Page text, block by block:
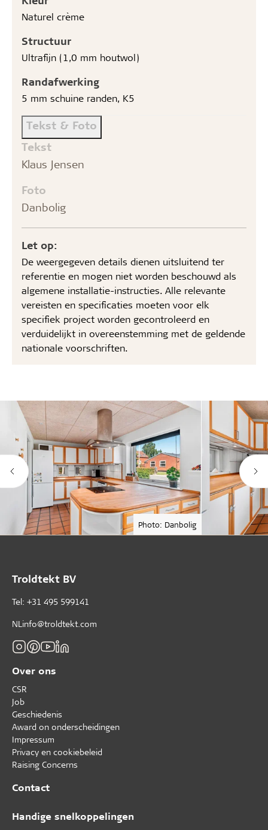
Naturel crème
Structuur
Ultrafijn (1,0 mm houtwol)
Randafwerking
5 mm schuine randen, K5
Tekst & Foto
Tekst
Klaus Jensen
Foto
Danbolig
Let op:
De weergegeven details dienen uitsluitend ter
referentie en mogen niet worden beschouwd als
algemene installatie-instructies. Alle relevante
vereisten en specificaties moeten voor elk
specifiek project worden gecontroleerd en
verduidelijkt in overeenstemming met de geldende
nationale voorschriften.
Photo: Danbolig
Troldtekt BV
Tel: +31 495 599141
NLinfo@troldtekt.com
Over ons
CSR
Job
Geschiedenis
Award on onderscheidingen
Impressum
Privacy en cookiebeleid
Raising Concerns
Contact
Handige snelkoppelingen